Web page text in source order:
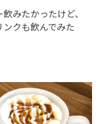
みたかったけど、
クも飲んでみた